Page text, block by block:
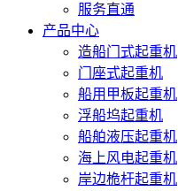
服务直通
产品中心
造船门式起重机
门座式起重机
船用甲板起重机
浮船坞起重机
船舶液压起重机
海上风电起重机
岸边桅杆起重机